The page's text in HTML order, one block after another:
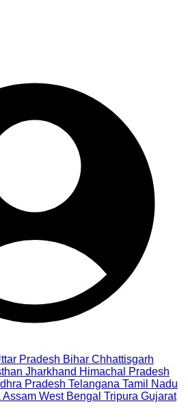
Pradesh Bihar Chhattisgarh
Jharkhand Himachal Pradesh
Pradesh Telangana Tamil Nadu
Assam West Bengal Tripura Gujarat